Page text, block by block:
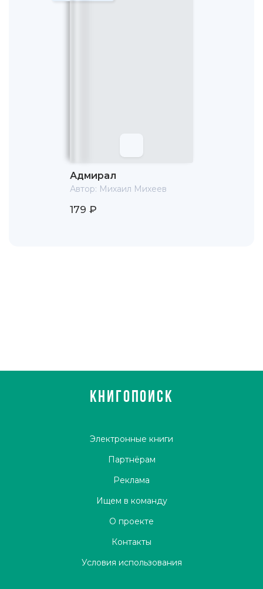
Адмирал
Автор: Михаил Михеев
179 ₽
КНИГОПОИСК
Электронные книги
Партнёрам
Реклама
Ищем в команду
О проекте
Контакты
Условия использования